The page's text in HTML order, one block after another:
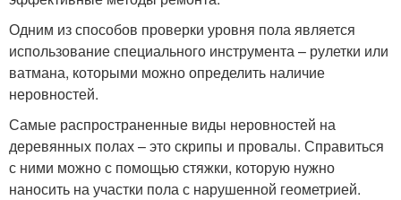
Одним из способов проверки уровня пола является
использование специального инструмента – рулетки или
ватмана, которыми можно определить наличие
неровностей.
Самые распространенные виды неровностей на
деревянных полах – это скрипы и провалы. Справиться
с ними можно с помощью стяжки, которую нужно
наносить на участки пола с нарушенной геометрией.